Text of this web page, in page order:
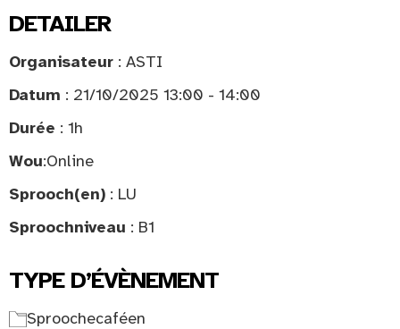
DETAILER
Organisateur : ASTI
Datum : 21/10/2025 13:00 - 14:00
Durée : 1h
Wou:Online
Sprooch(en) : LU
Sproochniveau : B1
TYPE D’ÉVÈNEMENT
Sproochecaféen